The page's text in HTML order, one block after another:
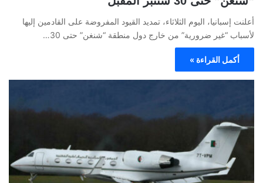
أعلنت إسبانيا، اليوم الثلاثاء، تمديد القيود المفروضة على القادمين إليها
لأسباب “غير ضرورية” من خارج دول منطقة “شنغن” حتى 30…
أكمل القراءة »